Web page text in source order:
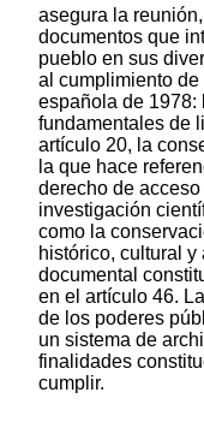
asegura la
documentos que
pueblo en sus
al cumplimiento
española de 1978:
fundamentales de
artículo 20, la
la que hace
derecho de
investigación
como la
histórico, cultural
documental
en el artículo 46.
de los poderes
un sistema de
finalidades
cumplir.